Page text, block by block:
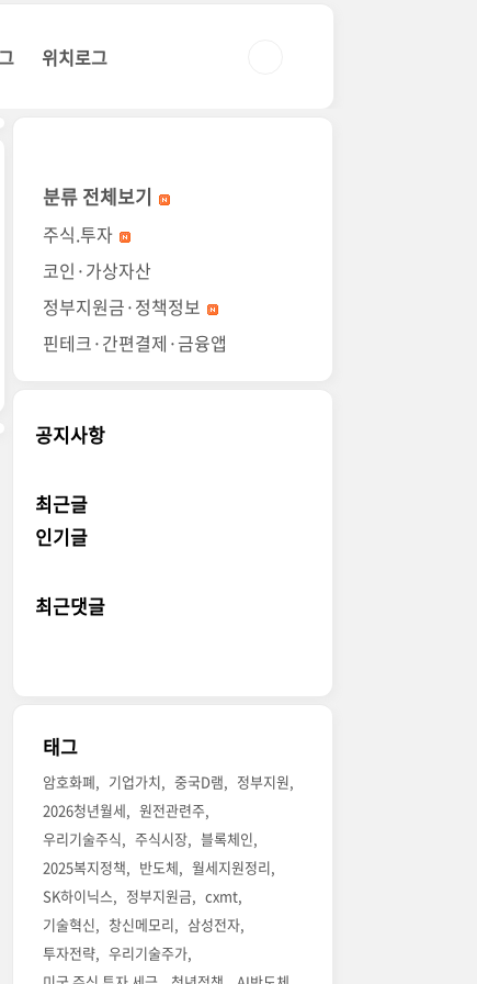
위치로그
분류 전체보기
주식.투자
코인·가상자산
정부지원금·정책정보
핀테크·간편결제·금융앱
공지사항
최근글
인기글
최근댓글
태그
암호화폐 기업가치 중국D램
정부지원
2026청년월세
원전관련주
우리기술주식
주식시장
블록체인
2025복지정책
반도체
월세지원정리
SK하이닉스
정부지원금
cxmt
기술혁신
창신메모리
삼성전자
투자전략
우리기술주가